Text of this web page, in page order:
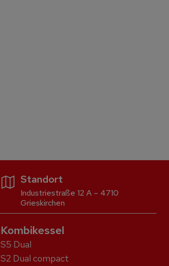
Standort
Industriestraße 12 A – 4710
Grieskirchen
Kombikessel
S5 Dual
S2 Dual compact